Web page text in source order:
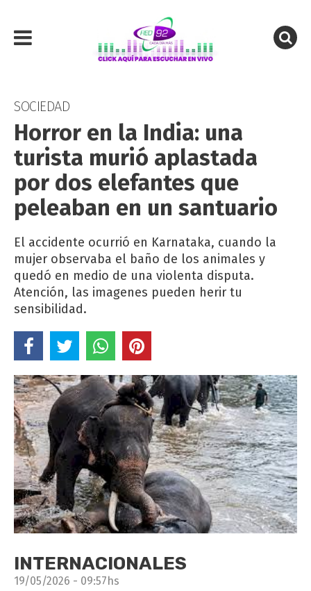
SOCIEDAD
Horror en la India: una
turista murió aplastada
por dos elefantes que
peleaban en un santuario
El accidente ocurrió en Karnataka, cuando la
mujer observaba el baño de los animales y
quedó en medio de una violenta disputa.
Atención, las imagenes pueden herir tu
sensibilidad.
INTERNACIONALES
19/05/2026 - 09:57hs